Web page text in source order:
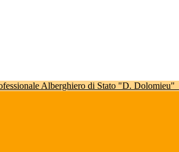
Alberghiero di Stato "D. Dolomieu"